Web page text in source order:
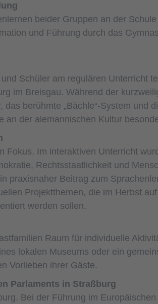
beider Gruppen an der
und Führung durch das
Schüler am regulären Unterricht
im Breisgau. Während der
berühmte „Bächle“-System und
an der alemannischen Kultur
Fokus. Im interaktiven Unterricht
Rechtsstaatlichkeit und
praxisnaher Beitrag zum
Projektthemen, die im Herbst
werden sollen.
Raum für individuelle
lokalen Museums oder ein
Vorlieben ihrer Gäste.
Parlaments in Straßburg
Bei der Führung im